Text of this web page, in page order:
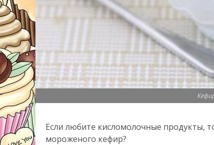
Если любите кисломолочные продукты,
мороженого кефир?